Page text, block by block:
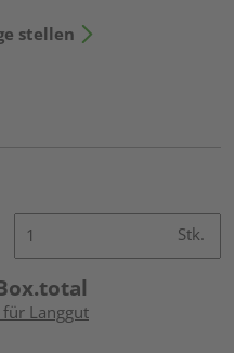
stellen
Stk.
für Langgut